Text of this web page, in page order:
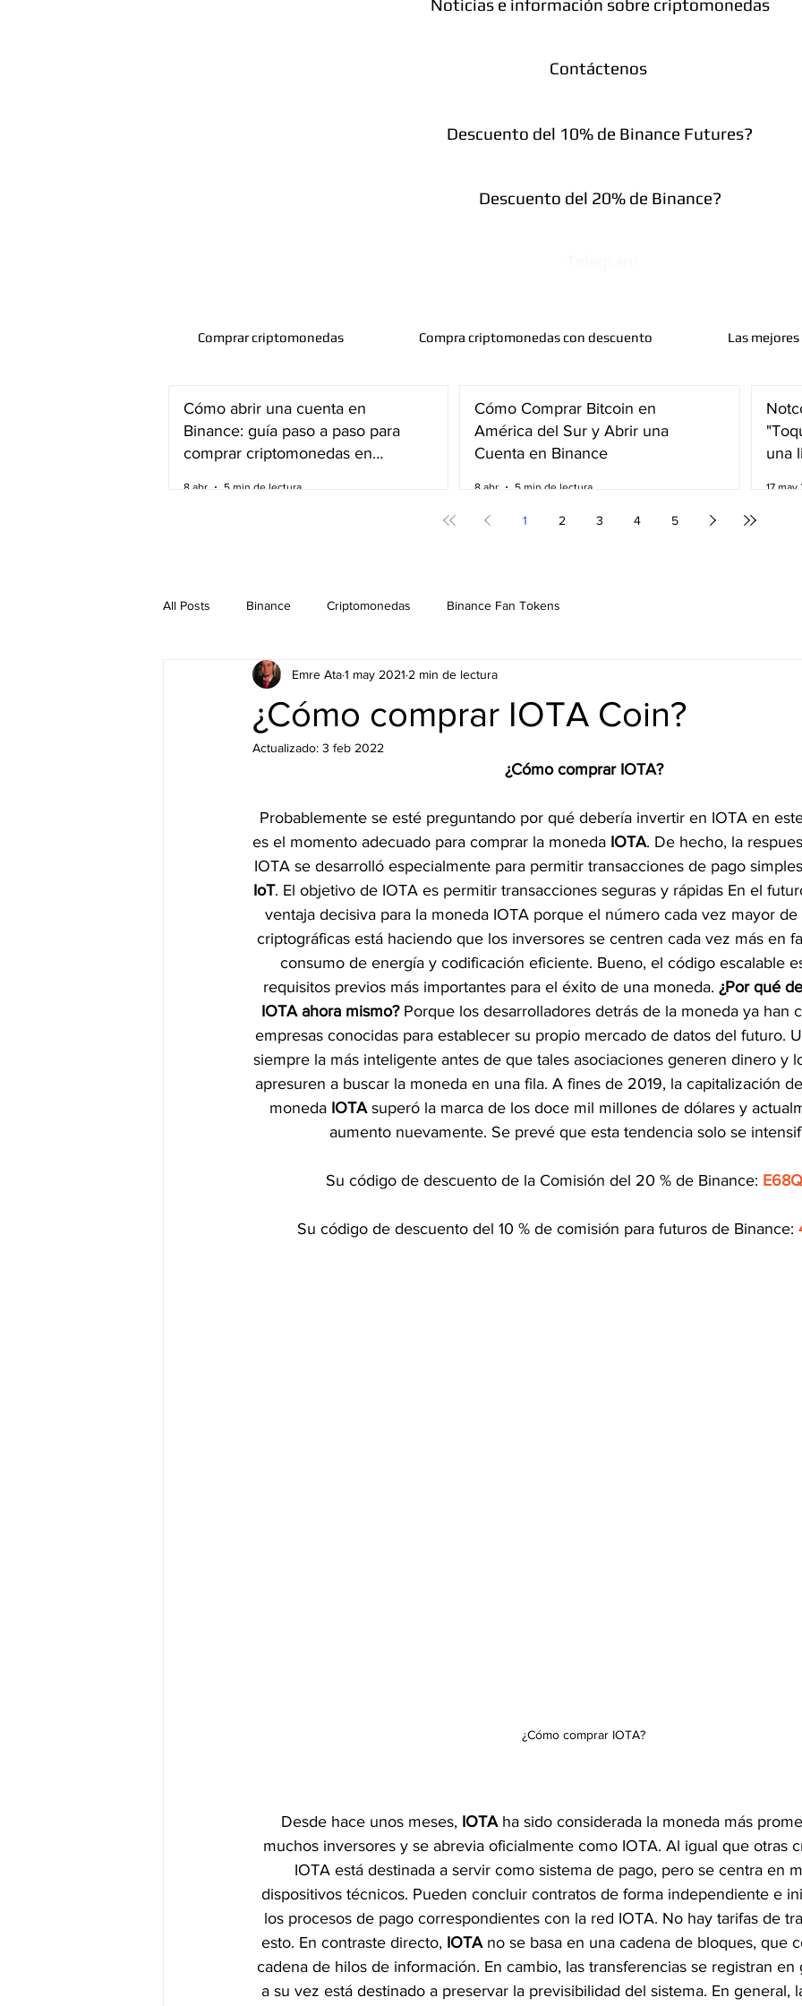
Noticias e información sobre criptomonedas
Contáctenos
Descuento del 10% de Binance Futures?
Descuento del 20% de Binance?
Comprar criptomonedas Compra criptomonedas con descuento Las
Cómo abrir una cuenta en
Binance: guía paso a paso para
comprar criptomonedas en
8 abr 5 min de lectura
Cómo Comprar Bitcoin en
América del Sur y Abrir una
Cuenta en Binance
8 abr 5 min de lectura
una
17 may
1 2 3 4 5
All Posts Binance Criptomonedas Binance Fan Tokens
¿Cómo comprar IOTA Coin?
Emre Ata1 may 2021 2 min de lectura
Actualizado: 3 feb 2022
¿Cómo comprar IOTA?
Probablemente se esté preguntando por qué debería invertir en IOTA en
es el momento adecuado para comprar la moneda IOTA. De hecho, la
IOTA se desarrolló especialmente para permitir transacciones de pago
IoT. El objetivo de IOTA es permitir transacciones seguras y rápidas En el
ventaja decisiva para la moneda IOTA porque el número cada vez mayor de
criptográficas está haciendo que los inversores se centren cada vez más en
consumo de energía y codificación eficiente. Bueno, el código escalable
requisitos previos más importantes para el éxito de una moneda. ¿Por qué
IOTA ahora mismo? Porque los desarrolladores detrás de la moneda ya han
empresas conocidas para establecer su propio mercado de datos del futuro.
siempre la más inteligente antes de que tales asociaciones generen dinero y
apresuren a buscar la moneda en una fila. A fines de 2019, la capitalización
moneda IOTA superó la marca de los doce mil millones de dólares y
aumento nuevamente. Se prevé que esta tendencia solo se
Su código de descuento de la Comisión del 20 % de Binance:
Su código de descuento del 10 % de comisión para futuros de Binance:
¿Cómo comprar IOTA?
Desde hace unos meses, IOTA ha sido considerada la moneda más
muchos inversores y se abrevia oficialmente como IOTA. Al igual que otras
IOTA está destinada a servir como sistema de pago, pero se centra en
dispositivos técnicos. Pueden concluir contratos de forma independiente e
los procesos de pago correspondientes con la red IOTA. No hay tarifas de
esto. En contraste directo, IOTA no se basa en una cadena de bloques, que
cadena de hilos de información. En cambio, las transferencias se registran en
a su vez está destinado a preservar la previsibilidad del sistema. En general,